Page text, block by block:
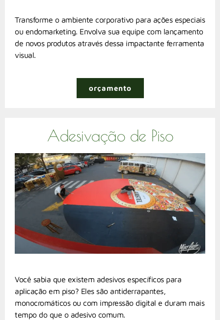
Transforme o ambiente corporativo para ações especiais
ou endomarketing. Envolva sua equipe com lançamento
de novos produtos através dessa impactante ferramenta
visual.
orçamento
Você sabia que existem adesivos específicos para
aplicação em piso? Eles são antiderrapantes,
monocromáticos ou com impressão digital e duram mais
tempo do que o adesivo comum.
Adesivação de Piso